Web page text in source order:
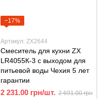
−17%
Артикул: ZX2644
Смеситель для кухни ZХ
LR4055К-3 с выходом для
питьевой воды Чехия 5 лет
гарантии
2 231.00 грн/шт. 2 691.00 грн